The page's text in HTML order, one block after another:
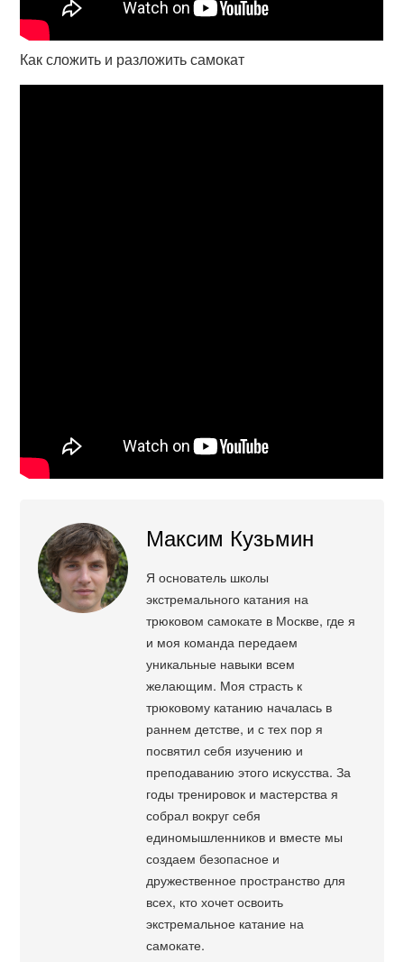
Как сложить и разложить самокат
Максим Кузьмин
Я основатель школы
экстремального катания на
трюковом самокате в Москве, где я
и моя команда передаем
уникальные навыки всем
желающим. Моя страсть к
трюковому катанию началась в
раннем детстве, и с тех пор я
посвятил себя изучению и
преподаванию этого искусства. За
годы тренировок и мастерства я
собрал вокруг себя
единомышленников и вместе мы
создаем безопасное и
дружественное пространство для
всех, кто хочет освоить
экстремальное катание на
самокате.